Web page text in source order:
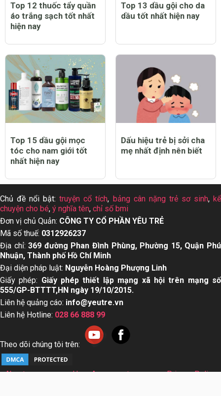
Top 12 thuốc tẩy quần
áo trắng sạch tốt nhất
hiện nay
Top 13 dầu gội cho da
dầu tốt nhất hiện nay
Top 15 dầu gội mọc
tóc cho nam giới tốt
nhất hiện nay
Dấu hiệu trẻ bị sởi cha
mẹ nhất định nên biết
Chủ đề nổi bật:truyện cổ tích, bảng cân nặng trẻ sơ sinh,kể
chuyện cho bé, ý nghĩa tên, chỉ số bmi
Đơn vị chủ Quản: CÔNG TY CỔ PHẦN YÊU TRẺ
Mã số thuế: 0312926237
Địa chỉ:369 đường Phan Đình Phùng, Phường 15, Quận Phú
Nhuận, Thành phố Hồ Chí Minh
Đại diện pháp luật: Nguyễn Hoàng Phượng Linh
Giấy phép: Giấy phép thiết lập mạng xã hội trên mạng số
555/GP-BTTTT,HN ngày 19/10/2015.
Liên hệ quảng cáo: info@yeutre.vn
Liên hệ Hotline: 028 66 888 99
Theo dõi chúng tôi trên:
About us User Agreement
Privacy Policy